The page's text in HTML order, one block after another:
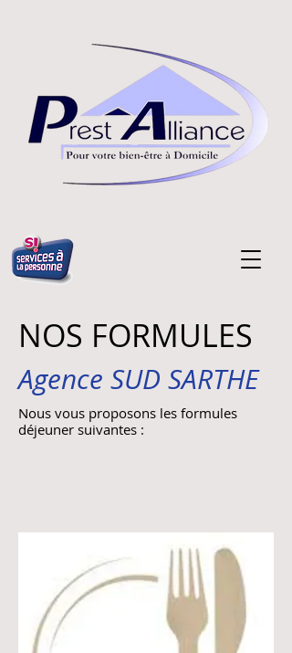
NOS FORMULES
Agence SUD SARTHE
Nous vous proposons les formules
déjeuner suivantes :